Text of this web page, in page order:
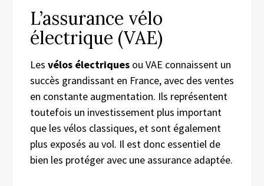
L’assurance vélo
électrique (VAE)
Les vélos électriques ou VAE connaissent un
succès grandissant en France, avec des ventes
en constante augmentation. Ils représentent
toutefois un investissement plus important
que les vélos classiques, et sont également
plus exposés au vol. Il est donc essentiel de
bien les protéger avec une assurance adaptée.